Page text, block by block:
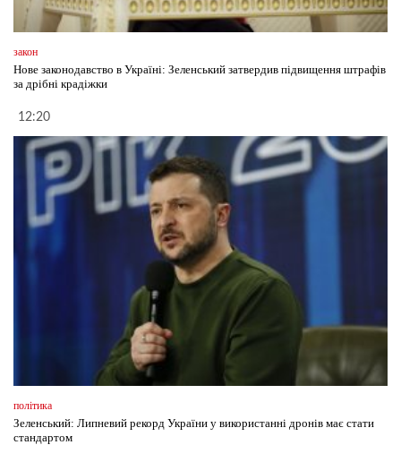
закон
Нове законодавство в Україні: Зеленський затвердив підвищення штрафів
за дрібні крадіжки
12:20
політика
Зеленський: Липневий рекорд України у використанні дронів має стати
стандартом